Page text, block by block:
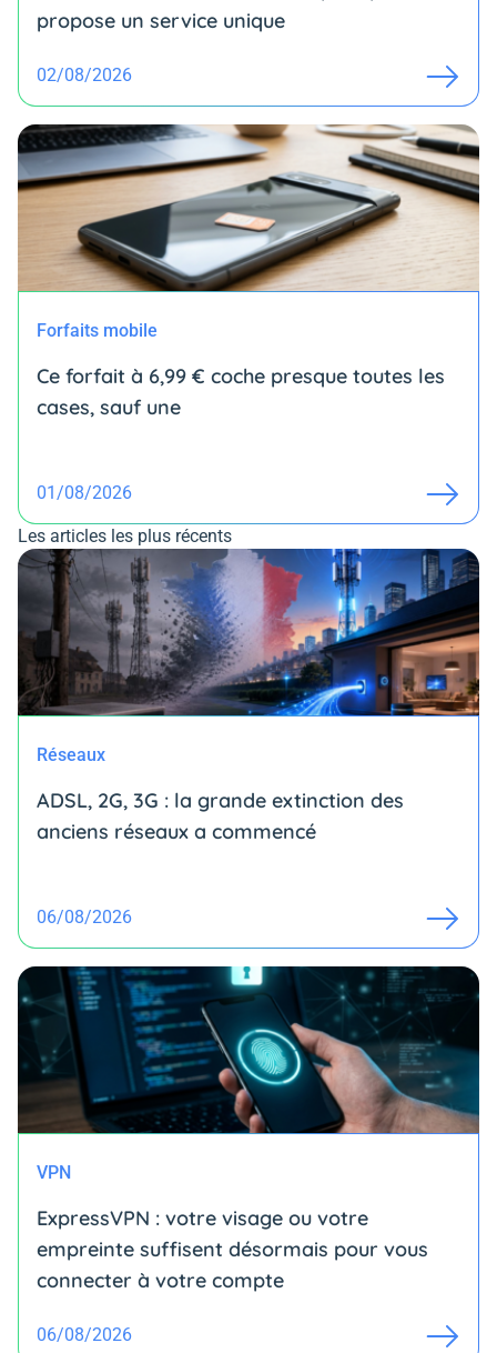
propose un service unique
02/08/2026
Forfaits mobile
Ce forfait à 6,99 € coche presque toutes les
cases, sauf une
01/08/2026
Les articles les plus récents
Réseaux
ADSL, 2G, 3G : la grande extinction des
anciens réseaux a commencé
06/08/2026
VPN
ExpressVPN : votre visage ou votre
empreinte suffisent désormais pour vous
connecter à votre compte
06/08/2026